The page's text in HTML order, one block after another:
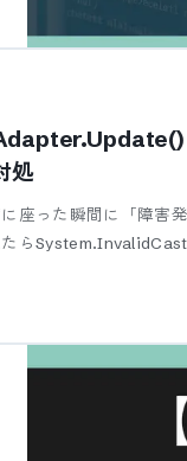
処
座った瞬間に「障害
ら